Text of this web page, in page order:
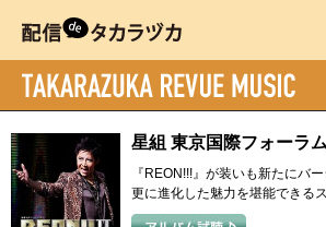
星組 東京国際フォーラ
『REON!!!』が装いも新たにバ
更に進化した魅力を堪能できる